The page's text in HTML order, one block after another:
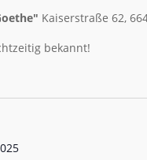
Kaiserstraße 62,
bekannt!